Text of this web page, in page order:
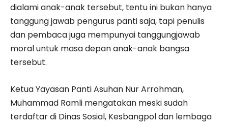
dialami anak-anak tersebut, tentu ini bukan hanya
tanggung jawab pengurus panti saja, tapi penulis
dan pembaca juga mempunyai tanggungjawab
moral untuk masa depan anak-anak bangsa
tersebut.
Ketua Yayasan Panti Asuhan Nur Arrohman,
Muhammad Ramli mengatakan meski sudah
terdaftar di Dinas Sosial, Kesbangpol dan lembaga